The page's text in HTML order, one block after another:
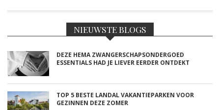
NIEUWSTE BLOGS
DEZE HEMA ZWANGERSCHAPSONDERGOED
ESSENTIALS HAD JE LIEVER EERDER ONTDEKT
TOP 5 BESTE LANDAL VAKANTIEPARKEN VOOR
GEZINNEN DEZE ZOMER